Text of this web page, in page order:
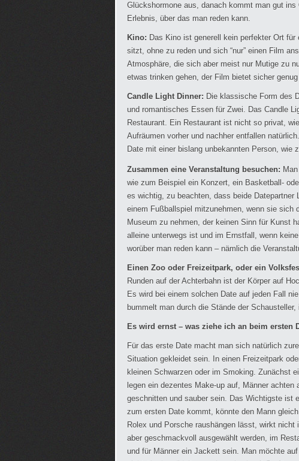
Glückshormone aus, danach kommt man gut
Erlebnis, über das man reden kann.
Kino: Das Kino ist generell kein perfekter Ort
sitzt, ohne zu reden und sich “nur” einen Film
Atmosphäre, die sich aber meist nur Mutige zu
etwas trinken gehen, der Film bietet sicher
Candle Light Dinner: Die klassische Form des
und romantisches Essen für Zwei. Das Candle
Restaurant. Ein Restaurant ist nicht so privat,
Aufräumen vorher und nachher entfallen
Date mit einer bislang unbekannten Person, wie
Zusammen eine Veranstaltung besuchen:
wie zum Beispiel ein Konzert, ein Basketball-
es wichtig, zu beachten, dass beide
einem Fußballspiel mitzunehmen, wenn sie sich
Museum zu nehmen, der keinen Sinn für Kunst
alleine unterwegs ist und im Ernstfall, wenn
worüber man reden kann – nämlich die
Einen Zoo oder Freizeitpark, oder ein
Runden auf der Achterbahn ist der Körper auf
Es wird bei einem solchen Date auf jeden Fall
bummelt man durch die Stände der
Es wird ernst – was ziehe ich an beim ersten
Für das erste Date macht man sich natürlich
Situation gekleidet sein. In einen Freizeitpark
kleinen Schwarzen oder im Smoking. Zunächst
legen ein dezentes Make-up auf, Männer
geschnitten und sauber sein. Das Wichtigste ist
zum ersten Date kommt, könnte den Mann
Rolex und Porsche raushängen lässt, wirkt
aber geschmackvoll ausgewählt werden, im
und für Männer ein Jackett sein. Man möchte